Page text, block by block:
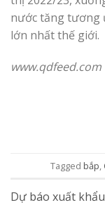
nước tăng tương
lớn nhất thế giới.
www.qdfeed.com
Tagged bắp,
Dự báo xuất